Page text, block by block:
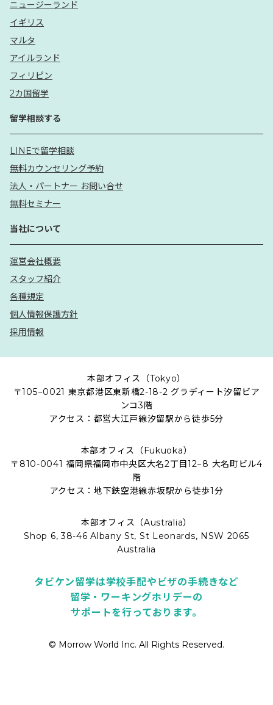
ニュージーランド
イギリス
マルタ
アイルランド
フィリピン
2カ国留学
留学相談する
LINEで留学相談
無料カウンセリング予約
法人・パートナー お問い合せ
無料セミナー
当社について
運営会社概要
スタッフ紹介
各種規定
個人情報保護方針
採用情報
本部オフィス（Tokyo）
〒105−0021 東京都港区東新橋2-18-2 グラディート汐留ビア
ンコ3階
アクセス：都営大江戸線汐留駅から徒歩5分
本部オフィス（Fukuoka）
〒810-0041 福岡県福岡市中央区大名2丁目12−8 大名町ビル4
階
アクセス：地下鉄空港線赤坂駅から徒歩1分
本部オフィス（Australia）
Shop 6, 38-46 Albany St, St Leonards, NSW 2065
Australia
タビケン留学は学校手配やビザの手続きなど
留学・ワーキングホリデーの
サポートを行っております。
© Morrow World Inc. All Rights Reserved.